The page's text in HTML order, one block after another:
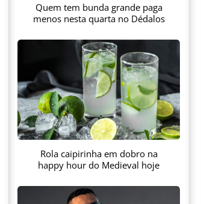
Quem tem bunda grande paga
menos nesta quarta no Dédalos
Rola caipirinha em dobro na
happy hour do Medieval hoje